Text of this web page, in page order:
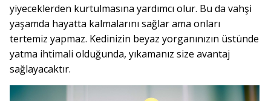
yiyeceklerden kurtulmasına yardımcı olur. Bu da vahşi
yaşamda hayatta kalmalarını sağlar ama onları
tertemiz yapmaz. Kedinizin beyaz yorganınızın üstünde
yatma ihtimali olduğunda, yıkamanız size avantaj
sağlayacaktır.